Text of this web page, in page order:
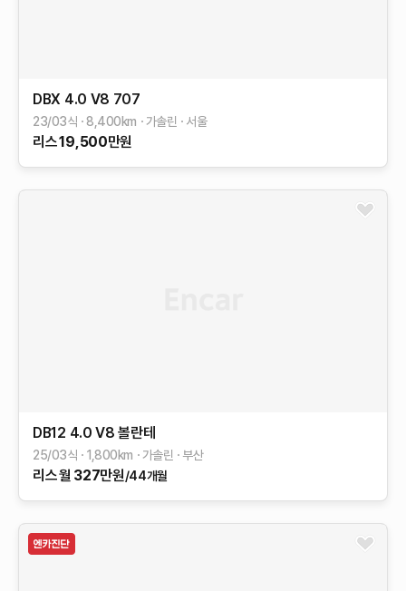
DBX 4.0 V8 707
23/03식 8,400km 가솔린 서울
리스19,500만원
DB12 4.0 V8 볼란테
25/03식 1,800km 가솔린 부산
리스월 327만원/44개월